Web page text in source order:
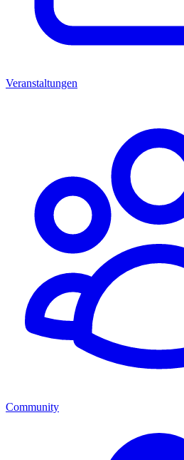
Veranstaltungen
Community